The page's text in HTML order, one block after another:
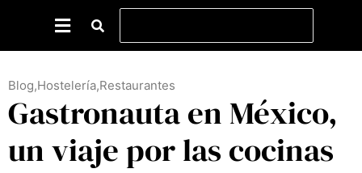
Blog,Hostelería,Restaurantes
Gastronauta en México,
un viaje por las cocinas